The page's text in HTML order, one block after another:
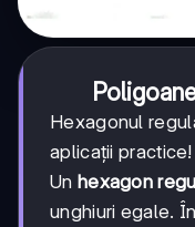
Hexagonul
aplicații practice!
Un hexagon
unghiuri egale.